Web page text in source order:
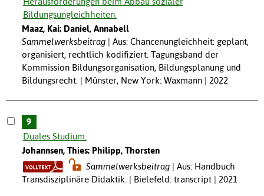
Bildungsungleichheiten.
Maaz, Kai; Daniel, Annabell
Sammelwerksbeitrag
Aus: Chancenungleichheit: geplant,
organisiert, rechtlich kodifiziert. Tagungsband der
Kommission Bildungsorganisation, Bildungsplanung und
Bildungsrecht. | Münster, New York: Waxmann | 2022
9
Duales Studium.
Johannsen, Thies; Philipp, Thorsten
Sammelwerksbeitrag
Aus: Handbuch
Transdisziplinäre Didaktik. | Bielefeld: transcript | 2021